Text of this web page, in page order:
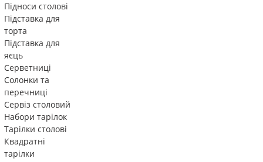
Підноси столові
Підставка для
торта
Підставка для
яєць
Серветниці
Солонки та
перечниці
Сервіз столовий
Набори тарілок
Тарілки столові
Квадратні
тарілки